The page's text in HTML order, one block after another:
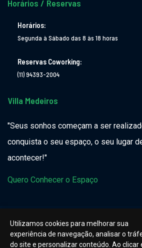
Horários / Reservas
Horários:
Segunda à Sábado das 8 às 18 horas
Reservas Coworking:
(11) 94393-2004
Villa Medeiros
"Seus sonhos começam a ser
conquista o seu espaço, o seu lugar
acontecer!"
Quero Conhecer o Espaço
Utilizamos cookies para melhorar sua
experiência de navegação, analisar o
do site e personalizar conteúdo. Ao clicar